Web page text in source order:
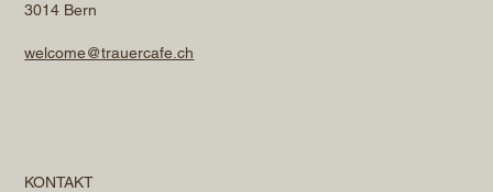
3014 Bern
welcome@trauercafe.ch
KONTAKT